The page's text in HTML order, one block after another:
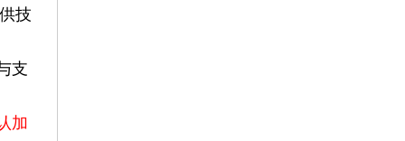
技
支
加